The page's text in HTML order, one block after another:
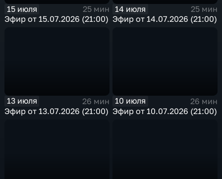
15 июля
25 мин
Эфир от 15.07.2026 (21:00)
14 июля
25 мин
Эфир от 14.07.2026 (21:00)
13 июля
26 мин
Эфир от 13.07.2026 (21:00)
10 июля
26 мин
Эфир от 10.07.2026 (21:00)